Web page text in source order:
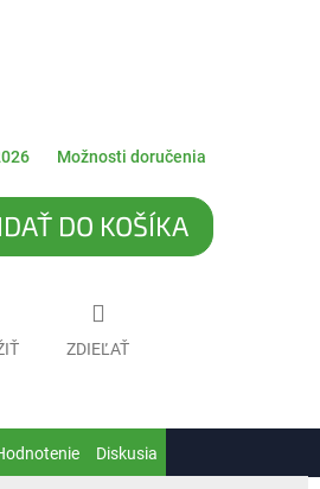
Možnosti doručenia
DO KOŠÍKA
ZDIEĽAŤ
Diskusia